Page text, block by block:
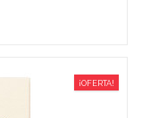
¡OFERTA!